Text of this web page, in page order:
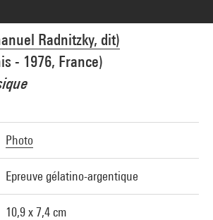
Radnitzky, dit)
- 1976, France)
Photo
Epreuve gélatino-argentique
10,9 x 7,4 cm
Paris
Pompidou, MNAM-CCI/Guy Carrard/Dist.